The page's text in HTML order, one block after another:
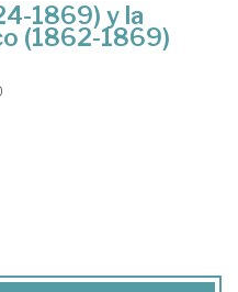
1869) y la
(1862-1869)